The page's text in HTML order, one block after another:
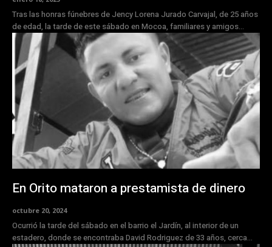
Tras las honras fúnebres de Jency Lorena Jurado Carvajal, de 25 años
de edad, la tarde de este sábado en Mocoa, familiares y amigos...
En Orito mataron a prestamista de dinero
octubre 20, 2024
Ocurrió la tarde del sábado en el barrio el Jardín, al interior de un
estadero, donde se encontraba David Rodriguez de 33 años, cerca...